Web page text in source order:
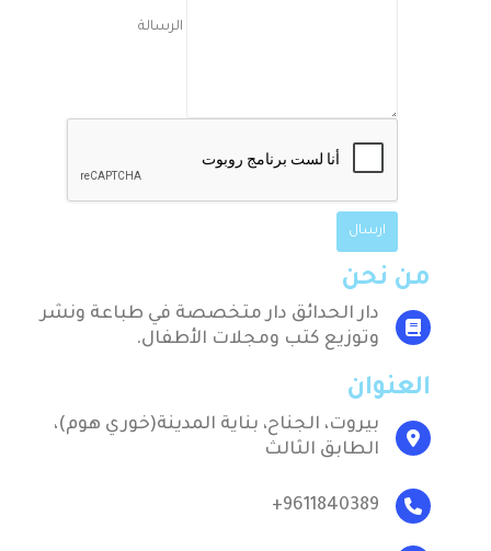
من نحن
دار الحدائق دار متخصصة في طباعة ونشر
وتوزيع كتب ومجلات الأطفال.
العنوان
بيروت، الجناح، بناية المدينة(خوري هوم)،
الطابق الثالث
9611840389+